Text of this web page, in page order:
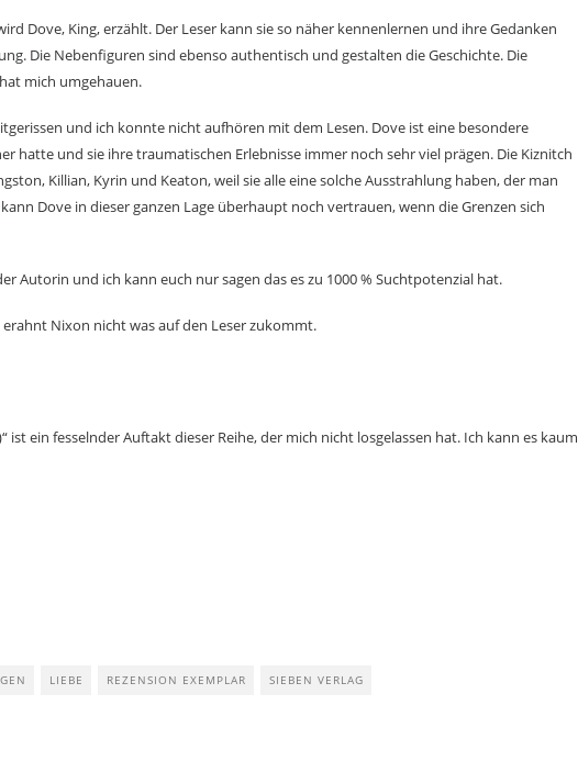
Dove, King, erzählt. Der Leser kann sie so näher kennenlernen und ihre Gedanken
Die Nebenfiguren sind ebenso authentisch und gestalten die Geschichte. Die
mich umgehauen.
und ich konnte nicht aufhören mit dem Lesen. Dove ist eine besondere
hatte und sie ihre traumatischen Erlebnisse immer noch sehr viel prägen. Die Kiznitch
Killian, Kyrin und Keaton, weil sie alle eine solche Ausstrahlung haben, der man
Dove in dieser ganzen Lage überhaupt noch vertrauen, wenn die Grenzen sich
Autorin und ich kann euch nur sagen das es zu 1000 % Suchtpotenzial hat.
Nixon nicht was auf den Leser zukommt.
ist ein fesselnder Auftakt dieser Reihe, der mich nicht losgelassen hat. Ich kann es kaum
LIEBE REZENSION EXEMPLAR SIEBEN VERLAG